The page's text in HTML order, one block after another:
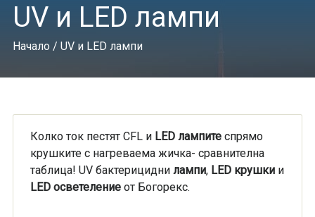
UV и LED лампи
Начало/ UV и LED лампи
Колко ток пестят CFL и LED лампитеспрямо
крушките с нагреваема жичка- сравнителна
таблица! UV бактерицидни лампи, LED крушкии
LED осветелениеот Богорекс.